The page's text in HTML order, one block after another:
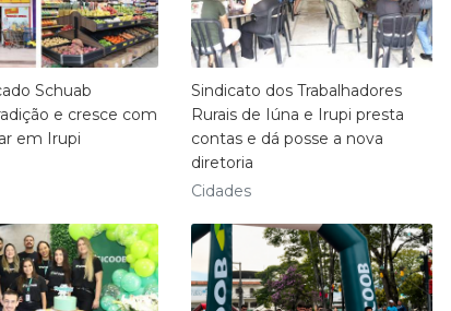
Schuab
e cresce com
em Irupi
Sindicato dos Trabalhadores
Rurais de Iúna e Irupi presta
contas e dá posse a nova
diretoria
Cidades